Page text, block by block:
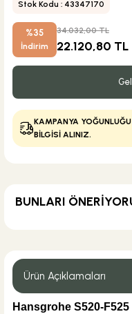
Stok Kodu : 43347170
%35
İndirim
34.032,00 TL
22.120,80 TL
KAMPANYA
BİLGİSİ ALINIZ.
BUNLARI
Ürün Açıklamaları
Hansgrohe S520-F525